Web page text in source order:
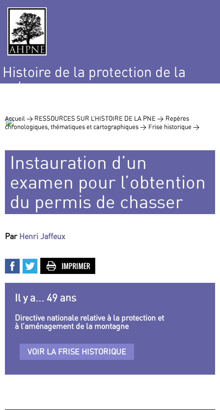
Histoire de la protection de la
nature
Accueil > RESSOURCES SUR L’HISTOIRE DE LA PNE > Repères
chronologiques, thématiques et cartographiques > Frise historique >
Instauration d’un
examen pour l’obtention
du permis de chasser
Par Henri Jaffeux
Il y a... 49 ans
Directive nationale relative à la protection et
à l’aménagement de la montagne
VOIR LA FRISE HISTORIQUE